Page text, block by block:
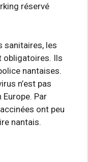
réservé
sanitaires, les
obligatoires. Ils
nantaises.
n’est pas
Par
ont peu
nantais.